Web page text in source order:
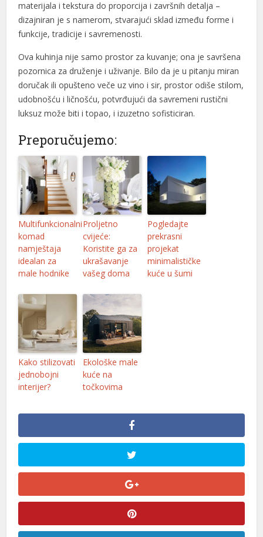
materijala i tekstura do proporcija i završnih detalja –
dizajniran je s namerom, stvarajući sklad između forme i
funkcije, tradicije i savremenosti.
Ova kuhinja nije samo prostor za kuvanje; ona je savršena
pozornica za druženje i uživanje. Bilo da je u pitanju miran
doručak ili opušteno veče uz vino i sir, prostor odiše stilom,
udobnošću i ličnošću, potvrđujući da savremeni rustični
luksuz može biti i topao, i izuzetno sofisticiran.
Preporučujemo:
Multifunkcionalni
komad
namještaja
idealan za
male hodnike
Proljetno
cvijeće:
Koristite ga za
ukrašavanje
vašeg doma
Pogledajte
prekrasni
projekat
minimalističke
kuće u šumi
Kako stilizovati
jednobojni
interijer?
Ekološke male
kuće na
točkovima